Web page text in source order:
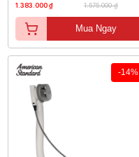
1.383.000 ₫ 1.575.000 ₫
Mua Ngay
-14%